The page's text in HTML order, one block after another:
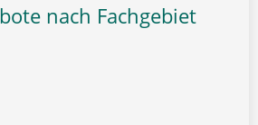
nach Fachgebiet